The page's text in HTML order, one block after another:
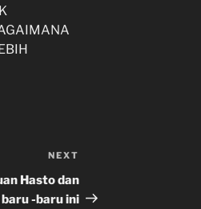
Post
NEXT
Hasto dan
-baru ini